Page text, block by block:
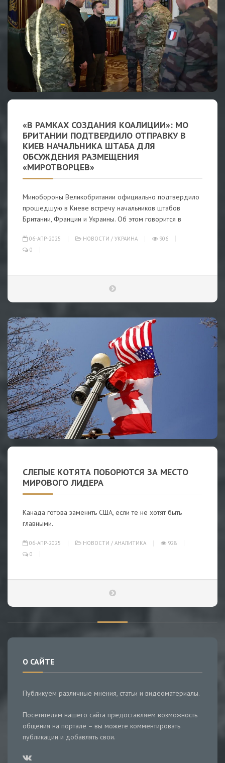
«В РАМКАХ СОЗДАНИЯ КОАЛИЦИИ»: МО
БРИТАНИИ ПОДТВЕРДИЛО ОТПРАВКУ В
КИЕВ НАЧАЛЬНИКА ШТАБА ДЛЯ
ОБСУЖДЕНИЯ РАЗМЕЩЕНИЯ
«МИРОТВОРЦЕВ»
Минобороны Великобритании официально подтвердило
прошедшую в Киеве встречу начальников штабов
Британии, Франции и Украины. Об этом говорится в
06-АПР-2025 НОВОСТИ / УКРАИНА
906
0
СЛЕПЫЕ КОТЯТА ПОБОРЮТСЯ ЗА МЕСТО
МИРОВОГО ЛИДЕРА
Канада готова заменить США, если те не хотят быть
главными.
06-АПР-2025 НОВОСТИ / АНАЛИТИКА
928
0
О САЙТЕ
Публикуем различные мнения, статьи и видеоматериалы.
Посетителям нашего сайта предоставляем возможность
общения на портале – вы можете комментировать
публикации и добавлять свои.